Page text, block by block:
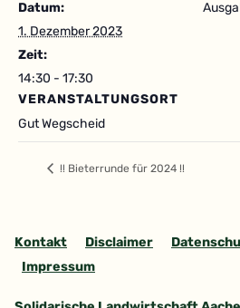
Datum:
1. Dezember 2023
Zeit:
14:30 - 17:30
VERANSTALTUNGSORT
Gut Wegscheid
!! Bieterrunde für 2024 !!
Kontakt Disclaimer
Impressum